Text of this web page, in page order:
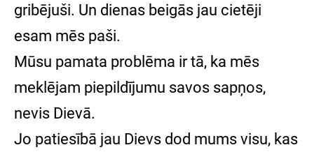
gribējuši. Un dienas beigās jau cietēji
esam mēs paši.
Mūsu pamata problēma ir tā, ka mēs
meklējam piepildījumu savos sapņos,
nevis Dievā.
Jo patiesībā jau Dievs dod mums visu, kas